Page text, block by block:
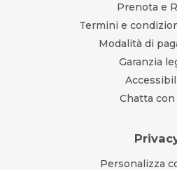
Prenota e
Termini e
Modalità di
Garanzia
Chatta
Personalizza